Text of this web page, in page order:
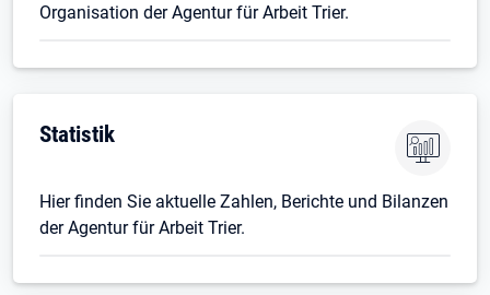
Organisation der Agentur für Arbeit Trier.
Öffnet in neuem Tab
Statistik
Hier finden Sie aktuelle Zahlen, Berichte und Bilanzen
der Agentur für Arbeit Trier.